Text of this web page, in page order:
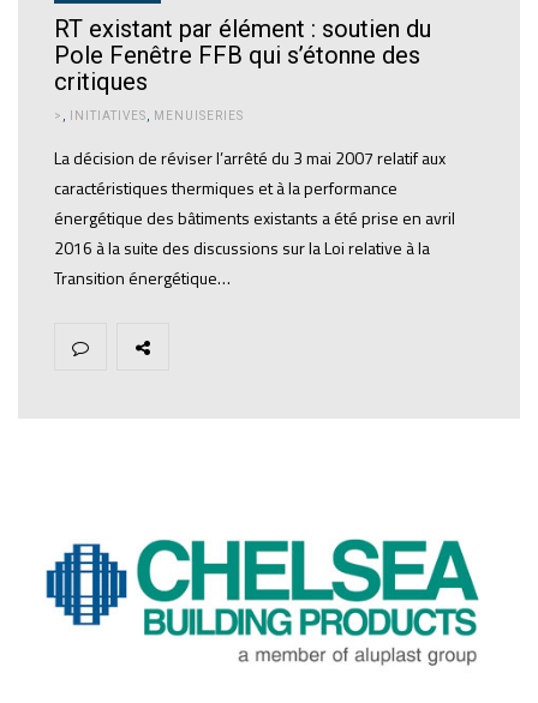
RT existant par élément : soutien du
Pole Fenêtre FFB qui s’étonne des
critiques
> , INITIATIVES, MENUISERIES
La décision de réviser l’arrêté du 3 mai 2007 relatif aux
caractéristiques thermiques et à la performance
énergétique des bâtiments existants a été prise en avril
2016 à la suite des discussions sur la Loi relative à la
Transition énergétique…